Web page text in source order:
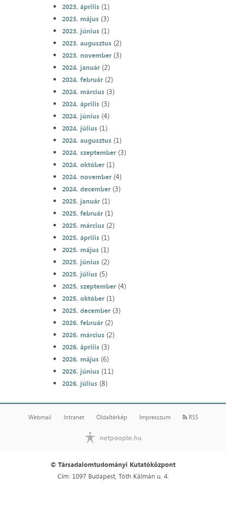
2023. április(1)
2023. május(3)
2023. június(1)
2023. augusztus(2)
2023. november(3)
2024. január(2)
2024. február(2)
2024. március(3)
2024. április(3)
2024. június(4)
2024. július(1)
2024. augusztus(1)
2024. szeptember(3)
2024. október(1)
2024. november(4)
2024. december(3)
2025. január(1)
2025. február(1)
2025. március(2)
2025. április(1)
2025. május(1)
2025. június(2)
2025. július(5)
2025. szeptember(4)
2025. október(1)
2025. december(3)
2026. február(2)
2026. március(2)
2026. április(3)
2026. május(6)
2026. június(11)
2026. július(8)
Webmail Intranet Oldaltérkép Impresszum RSS
© Társadalomtudományi Kutatóközpont
Cím: 1097 Budapest, Tóth Kálmán u. 4.